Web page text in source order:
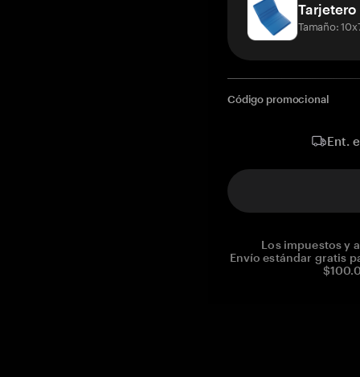
Tarjetero
Tamaño:
Código promocional
Ent.
Los impuestos y
Envío estándar gratis